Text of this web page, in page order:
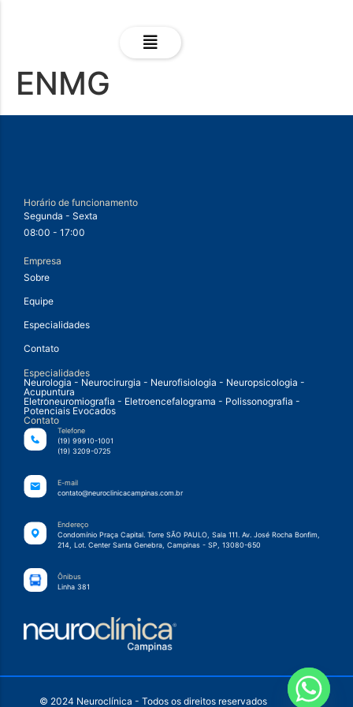
ENMG
Horário de funcionamento
Segunda - Sexta
08:00 - 17:00
Empresa
Sobre
Equipe
Especialidades
Contato
Especialidades
Neurologia - Neurocirurgia - Neurofisiologia - Neuropsicologia -
Acupuntura
Eletroneuromiografia - Eletroencefalograma - Polissonografia -
Potenciais Evocados
Contato
Telefone
(19) 99910-1001
(19) 3209-0725
E-mail
contato@neuroclinicacampinas.com.br
Endereço
Condomínio Praça Capital. Torre SÃO PAULO, Sala 111. Av. José Rocha Bonfim,
214, Lot. Center Santa Genebra, Campinas - SP, 13080-650
Ônibus
Linha 381
© 2024 Neuroclínica - Todos os direitos reservados